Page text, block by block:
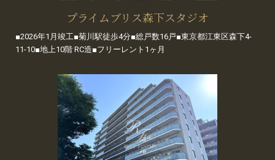
プライムブリス森下スタジオ
■2026年1月竣工■菊川駅徒歩4分■総戸数16戸■東京都江東区森下4-
11-10■地上10階 RC造■フリーレント1ヶ月